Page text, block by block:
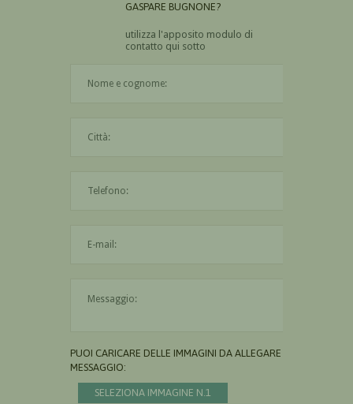
GASPARE BUGNONE?
utilizza l'apposito modulo di
contatto qui sotto
PUOI CARICARE DELLE IMMAGINI DA ALLEGARE AL
MESSAGGIO:
SELEZIONA IMMAGINE N.1